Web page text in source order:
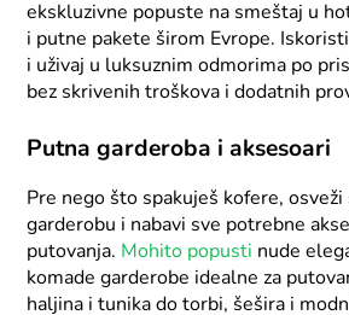
ekskluzivne popuste na smeštaj u
i putne pakete širom Evrope.
i uživaj u luksuznim odmorima po
bez skrivenih troškova i dodatnih
Putna garderoba i aksesoari
Pre nego što spakuješ kofere,
garderobu i nabavi sve potrebne
putovanja. Mohito popusti nude
komade garderobe idealne za
haljina i tunika do torbi, šešira i